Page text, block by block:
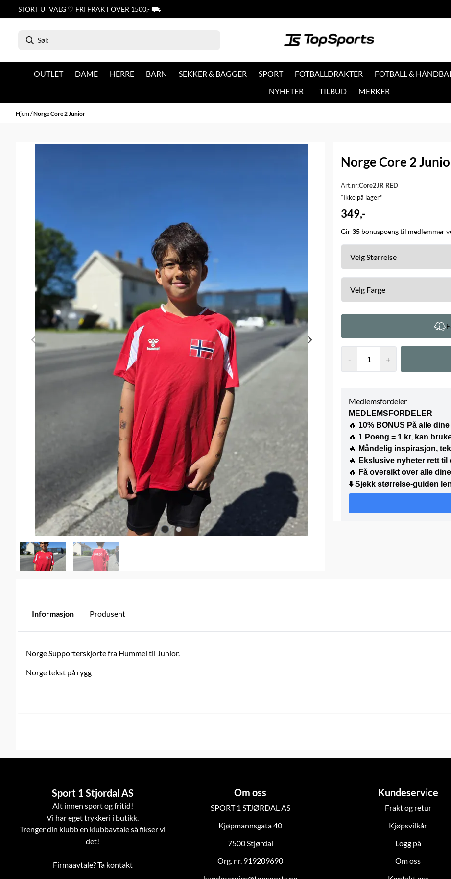
Hopp til innhold
STORT UTVALG ♡ FRI FRAKT OVER 1500,- ⛟
OUTLET DAME HERRE BARN SEKKER & BAGGER SPORT FOTBALLDRAKTER FOTBALL &
NYHETER
TILBUD MERKER
Hjem/Norge Core 2 Junior
Norge Core 2
Art.nr:Core2JR RED
*Ikke på lager*
349,-
Gir35 bonuspoeng til medlemmer
- +
Medlemsfordeler
MEDLEMSFORDELER
🔥 10% BONUS På alle
🔥 1 Poeng = 1 kr, kan
🔥 Måndelig inspirasjon,
🔥 Ekslusive nyheter rett til
🔥 Få oversikt over alle
⬇️Sjekk størrelse-guiden
Informasjon Produsent
Norge Supporterskjorte fra Hummel til Junior.
Norge tekst på rygg
Sport 1 Stjordal AS
Alt innen sport og fritid!
Vi har eget trykkeri i butikk.
Trenger din klubb en klubbavtale så fikser vi
det!
Firmaavtale? Ta kontakt
Om oss
SPORT 1 STJØRDAL AS
Kjøpmannsgata 40
7500 Stjørdal
Org. nr. 919209690
Kundeservice
Frakt og retur
Kjøpsvilkår
Logg på
Om oss